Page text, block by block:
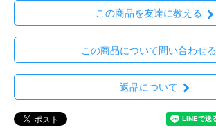
この商品を友達に教える
この商品について問い合わせる
返品について